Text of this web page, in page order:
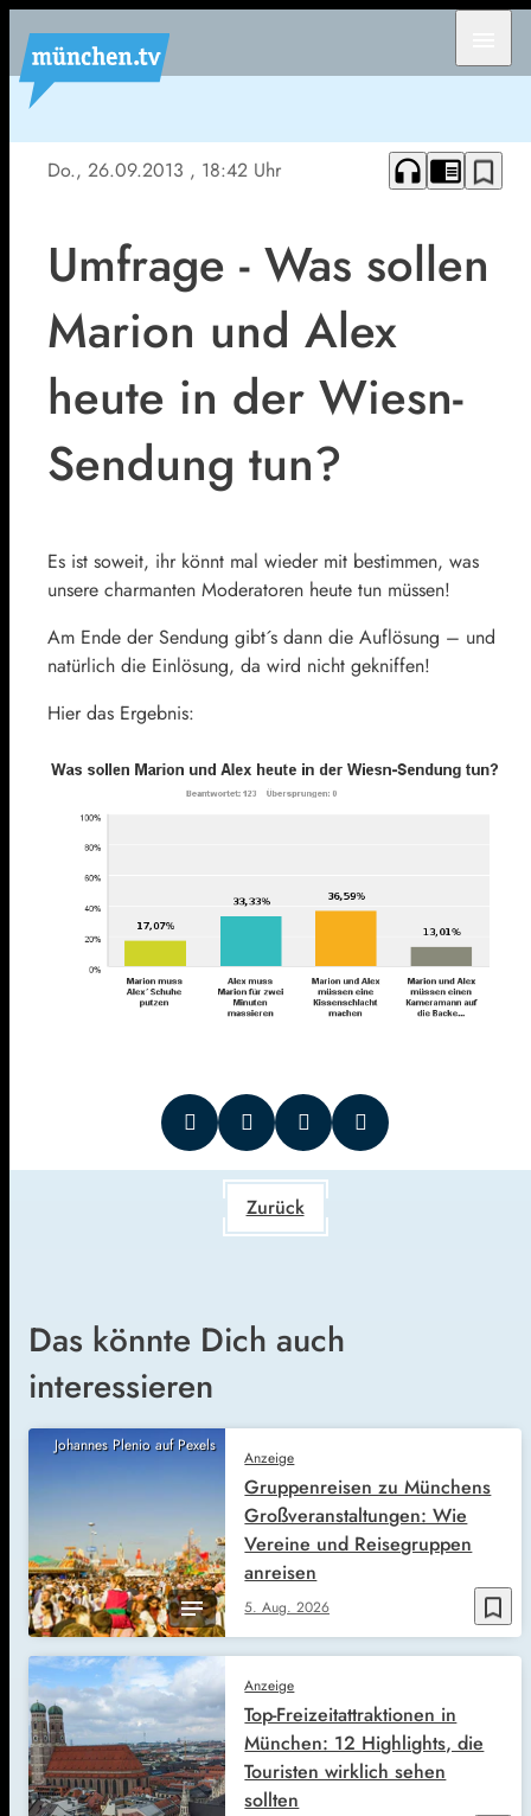
Do., 26.09.2013 , 18:42 Uhr headphones chrome_reader_mode bookmark_border
Umfrage - Was sollen
Marion und Alex
heute in der Wiesn-
Sendung tun?
Es ist soweit, ihr könnt mal wieder mit bestimmen, was
unsere charmanten Moderatoren heute tun müssen!
Am Ende der Sendung gibt´s dann die Auflösung – und
natürlich die Einlösung, da wird nicht gekniffen!
Hier das Ergebnis:
Zurück
Das könnte Dich auch
interessieren
Johannes Plenio auf Pexels
bookmark_border
Anzeige
5. Aug. 2026
Gruppenreisen zu Münchens
Großveranstaltungen: Wie
Vereine und Reisegruppen
anreisen
Anzeige
Top-Freizeitattraktionen in
München: 12 Highlights, die
Touristen wirklich sehen
sollten